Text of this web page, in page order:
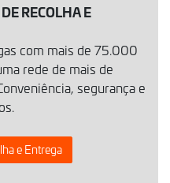
RECOLHA E
com mais de 75.000
rede de mais de
segurança e
e Entrega